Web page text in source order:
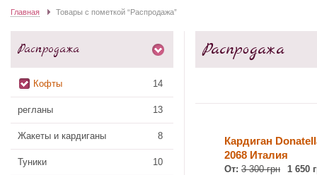
Главная Товары с пометкой “Распродажа”
Распродажа
Кофты 14
регланы 13
Жакеты и кардиганы 8
Туники 10
Распродажа
Кардиган
2068 Италия
От: 3 300 грн 1 650